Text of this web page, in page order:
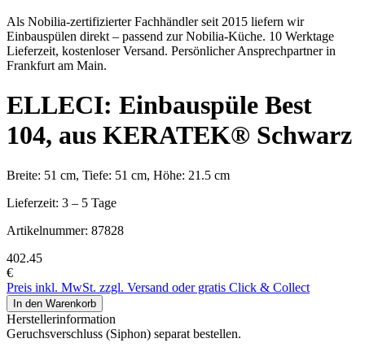
Als Nobilia-zertifizierter Fachhändler seit 2015 liefern wir
Einbauspülen direkt – passend zur Nobilia-Küche. 10 Werktage
Lieferzeit, kostenloser Versand. Persönlicher Ansprechpartner in
Frankfurt am Main.
ELLECI: Einbauspüle Best
104, aus KERATEK® Schwarz
Breite: 51 cm, Tiefe: 51 cm, Höhe: 21.5 cm
Lieferzeit: 3 – 5 Tage
Artikelnummer: 87828
402.45
€
Preis inkl. MwSt. zzgl. Versand oder gratis Click & Collect
In den Warenkorb
Herstellerinformation
Geruchsverschluss (Siphon) separat bestellen.